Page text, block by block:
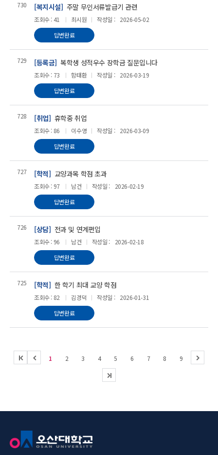
730 [복지시설] 주말 무인서류발급기 관련
조회수 : 41 최시원 작성일 :
2026-05-02
답변완료
729 [등록금] 복학생 성적우수 장학금 질문입니다
조회수 : 73 함태환 작성일 :
2026-03-19
답변완료
728 [취업] 휴학중 취업
조회수 : 86 이수영 작성일 :
2026-03-09
답변완료
727 [학적] 교양과목 학점 초과
조회수 : 97 남건 작성일 :
2026-02-19
답변완료
726 [상담] 전과 및 연계편입
조회수 : 96 남건 작성일 :
2026-02-18
답변완료
725 [학적] 한 학기 최대 교양 학점
조회수 : 82 김경덕 작성일 :
2026-01-31
답변완료
처
이
1 2 3 4 5 6 7 8 9
다
마